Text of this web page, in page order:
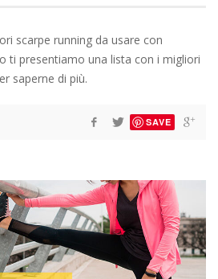
scarpe running da usare con
ti presentiamo una lista con i migliori
saperne di più.
SAVE